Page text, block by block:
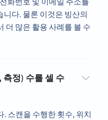
다. 물론 이것은 빙산의
더 많은 활용 사례를 볼 수
측정) 수를 셀 수
. 스캔을 수행한 횟수, 위치